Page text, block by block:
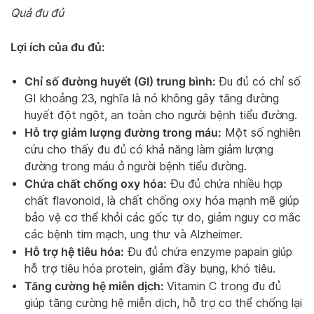
Quả đu đủ
Lợi ích của đu đủ:
Chỉ số đường huyết (GI) trung bình: Đu đủ có chỉ số
GI khoảng 23, nghĩa là nó không gây tăng đường
huyết đột ngột, an toàn cho người bệnh tiểu đường.
Hỗ trợ giảm lượng đường trong máu: Một số nghiên
cứu cho thấy đu đủ có khả năng làm giảm lượng
đường trong máu ở người bệnh tiểu đường.
Chứa chất chống oxy hóa: Đu đủ chứa nhiều hợp
chất flavonoid, là chất chống oxy hóa mạnh mẽ giúp
bảo vệ cơ thể khỏi các gốc tự do, giảm nguy cơ mắc
các bệnh tim mạch, ung thư và Alzheimer.
Hỗ trợ hệ tiêu hóa: Đu đủ chứa enzyme papain giúp
hỗ trợ tiêu hóa protein, giảm đầy bụng, khó tiêu.
Tăng cường hệ miễn dịch: Vitamin C trong đu đủ
giúp tăng cường hệ miễn dịch, hỗ trợ cơ thể chống lại